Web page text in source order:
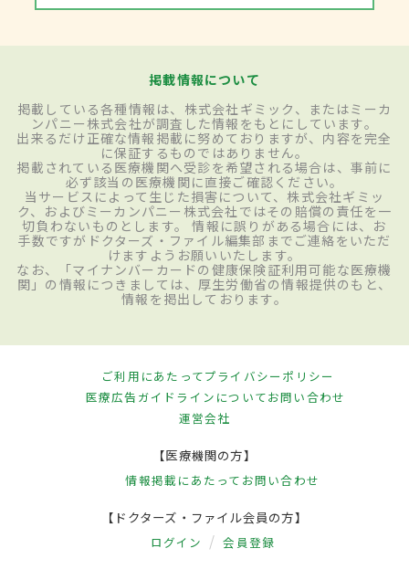
掲載情報について
掲載している各種情報は、株式会社ギミック、またはミーカ
ンパニー株式会社が調査した情報をもとにしています。
出来るだけ正確な情報掲載に努めておりますが、内容を完全
に保証するものではありません。
掲載されている医療機関へ受診を希望される場合は、事前に
必ず該当の医療機関に直接ご確認ください。
当サービスによって生じた損害について、株式会社ギミッ
ク、およびミーカンパニー株式会社ではその賠償の責任を一
切負わないものとします。 情報に誤りがある場合には、お
手数ですがドクターズ・ファイル編集部までご連絡をいただ
けますようお願いいたします。
なお、「マイナンバーカードの健康保険証利用可能な医療機
関」の情報につきましては、厚生労働省の情報提供のもと、
情報を掲出しております。
ご利用にあたってプライバシーポリシー
医療広告ガイドラインについてお問い合わせ
運営会社
【医療機関の方】
情報掲載にあたって お問い合わせ
【ドクターズ・ファイル会員の方】
ログイン 会員登録